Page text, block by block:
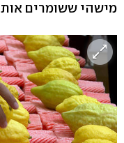
מישהי ששומרים